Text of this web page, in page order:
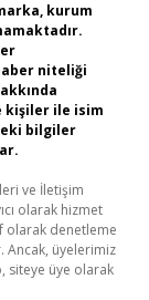
kurum
niteliği
kişiler ile isim
bilgiler
ve İletişim
olarak hizmet
olarak denetleme
Ancak, üyelerimiz
siteye üye olarak